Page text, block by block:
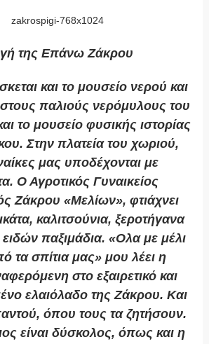
της Επάνω Ζάκρου
και το μουσείο νερού και
παλιούς νερόμυλους του
το μουσείο φυσικής ιστορίας
Στην πλατεία του χωριού,
μας υποδέχονται με
Ο Αγροτικός Γυναικείος
Ζάκρου «Μελίων», φτιάχνει
καλιτσούνια, ξεροτήγανα
παξιμάδια. «Ολα με μέλι
τα σπίτια μας» μου λέει η
στο εξαιρετικό και
ελαιόλαδο της Ζάκρου. Και
όπου τους τα ζητήσουν.
είναι δύσκολος, όπως και η